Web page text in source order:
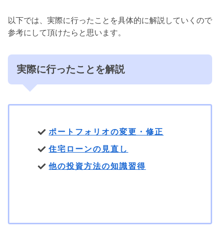
以下では、実際に行ったことを具体的に解説していくので
参考にして頂けたらと思います。
実際に行ったことを解説
ポートフォリオの変更・修正
住宅ローンの見直し
他の投資方法の知識習得